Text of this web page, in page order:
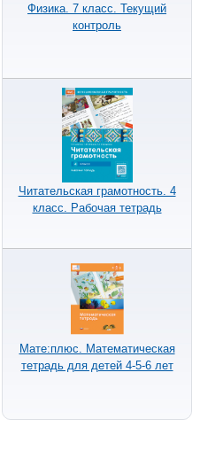
Физика. 7 класс. Текущий
контроль
Читательская грамотность. 4
класс. Рабочая тетрадь
Мате:плюс. Математическая
тетрадь для детей 4-5-6 лет